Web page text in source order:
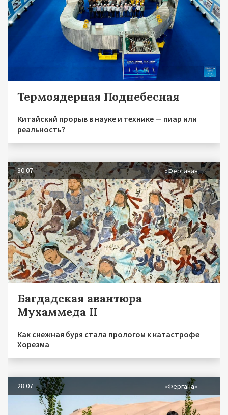
Термоядерная Поднебесная
Китайский прорыв в науке и технике — пиар или
реальность?
30.07 «Фергана»
Багдадская авантюра
Мухаммеда II
Как снежная буря стала прологом к катастрофе
Хорезма
28.07 «Фергана»